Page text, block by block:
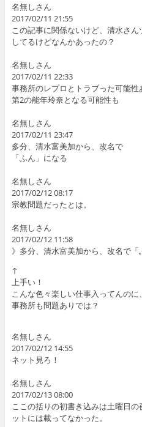
名無しさん
2017/02/11 21:55
この記事に関係ないけど、清水さ
してるけどなんかあったの？
名無しさん
2017/02/11 22:33
事務所のレプロとトラブった可能性
第2の能年玲奈となる可能性も
名無しさん
2017/02/11 23:47
多分、清水富美加から、改名で
「ふん」になる
名無しさん
2017/02/12 08:17
宗教問題だったとは。
名無しさん
2017/02/12 11:58
》多分、清水富美加から、改名で「
↑
上手い！
こんな色々楽しい仕事入ってんのに
事務所も問題ありでは？
名無しさん
2017/02/12 14:55
ネット見ろ！
名無しさん
2017/02/13 08:00
ここの括りの初書き込みは土曜日
ットには載ってなかった。